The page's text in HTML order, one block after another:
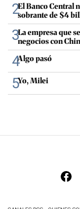
2El Banco Central
sobrante de $4
3La empresa que
negocios con
4Algo pasó
5Yo, Milei